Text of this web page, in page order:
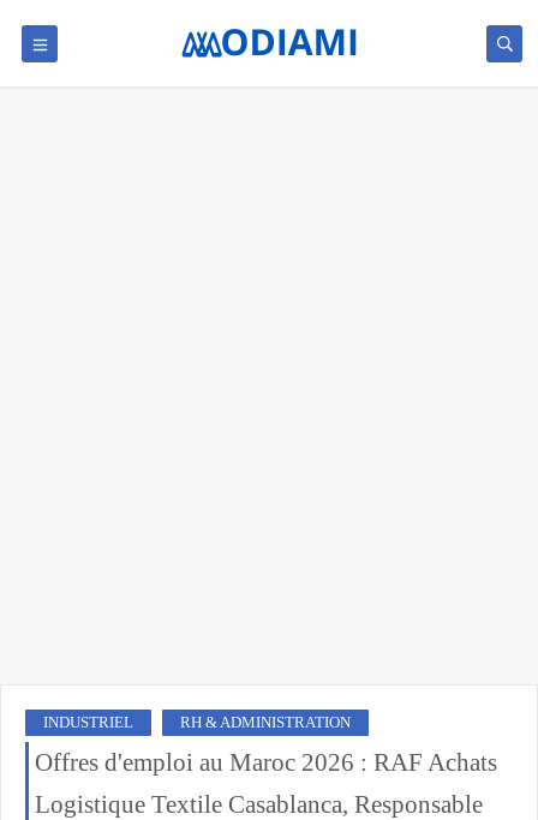
INDUSTRIEL RH & ADMINISTRATION
Offres d'emploi au Maroc 2026 : RAF Achats
Logistique Textile Casablanca, Responsable